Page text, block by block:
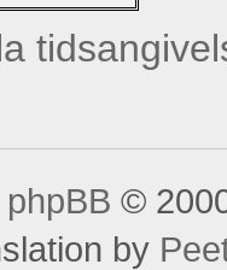
phpBB ©
by